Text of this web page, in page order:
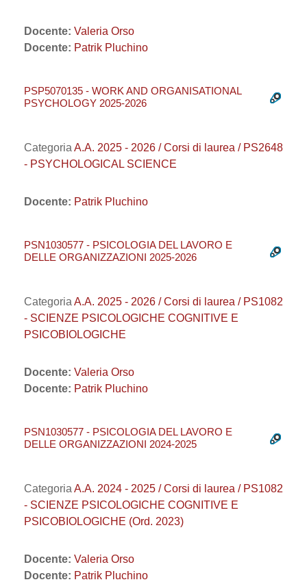
Docente: Valeria Orso
Docente: Patrik Pluchino
PSP5070135 - WORK AND ORGANISATIONAL
PSYCHOLOGY 2025-2026
Categoria A.A. 2025 - 2026 / Corsi di laurea / PS2648
- PSYCHOLOGICAL SCIENCE
Docente: Patrik Pluchino
PSN1030577 - PSICOLOGIA DEL LAVORO E
DELLE ORGANIZZAZIONI 2025-2026
Categoria A.A. 2025 - 2026 / Corsi di laurea / PS1082
- SCIENZE PSICOLOGICHE COGNITIVE E
PSICOBIOLOGICHE
Docente: Valeria Orso
Docente: Patrik Pluchino
PSN1030577 - PSICOLOGIA DEL LAVORO E
DELLE ORGANIZZAZIONI 2024-2025
Categoria A.A. 2024 - 2025 / Corsi di laurea / PS1082
- SCIENZE PSICOLOGICHE COGNITIVE E
PSICOBIOLOGICHE (Ord. 2023)
Docente: Valeria Orso
Docente: Patrik Pluchino